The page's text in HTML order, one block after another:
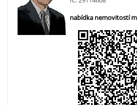
nabídka nemovitostí